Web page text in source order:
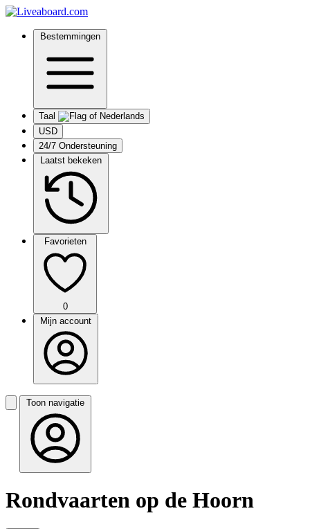
Bestemmingen
Taal
USD
24/7 Ondersteuning
Laatst bekeken
Favorieten
0
Mijn account
Toon navigatie
Rondvaarten op de Hoorn